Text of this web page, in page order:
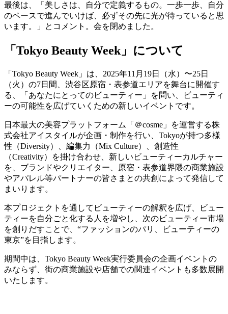
最後は、「美しさは、⾃分で定義するもの。⼀歩⼀歩、⾃分
のペースで進んでいけば、必ずその先に光が待っていると思
います。」とコメント。会を閉めました。
「Tokyo Beauty Week」について
「Tokyo Beauty Week」は、2025年11月19日（水）〜25日
（火）の7日間、渋谷区原宿・表参道エリアを舞台に開催す
る、「あなたにとってのビューティー」を問い、ビューティ
ーの可能性を広げていくための新しいイベントです。
日本最大の美容プラットフォーム「＠cosme」を運営する株
式会社アイスタイルが企画・制作を行い、Tokyoが持つ多様
性（Diversity）、編集力（Mix Culture）、創造性
（Creativity）を掛け合わせ、新しいビューティーカルチャー
を、ブランドやクリエイター、原宿・表参道界隈の商業施設
やアパレル等パートナーの皆さまとの共創によって発信して
まいります。
本プロジェクトを通してビューティーの解釈を広げ、ビュー
ティーを自分ごと化する人を増やし、次のビューティー市場
を創りだすことで、“ファッションのパリ、ビューティーの
東京”を目指します。
期間中は、Tokyo Beauty Week実行委員会の企画イベントの
みならず、街の商業施設や店舗での関連イベントも多数展開
いたします。